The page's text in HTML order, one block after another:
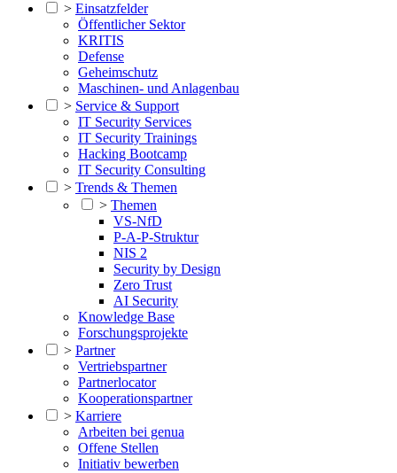
> Einsatzfelder
Öffentlicher Sektor
KRITIS
Defense
Geheimschutz
Maschinen- und Anlagenbau
> Service & Support
IT Security Services
IT Security Trainings
Hacking Bootcamp
IT Security Consulting
> Trends & Themen
> Themen
VS-NfD
P-A-P-Struktur
NIS 2
Security by Design
Zero Trust
AI Security
Knowledge Base
Forschungsprojekte
> Partner
Vertriebspartner
Partnerlocator
Kooperationspartner
> Karriere
Arbeiten bei genua
Offene Stellen
Initiativ bewerben